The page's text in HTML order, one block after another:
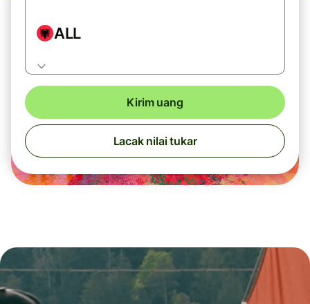
ALL
Kirim uang
Lacak nilai tukar